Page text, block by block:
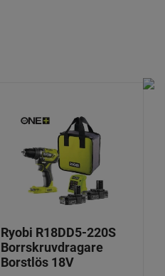
Ryobi R18DD5-220S
Borrskruvdragare
Borstlös 18V